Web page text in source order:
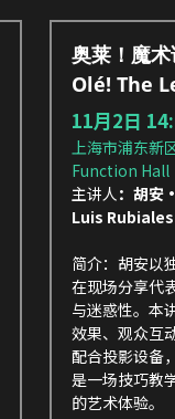
奥莱！魔
Olé! The
11月2日
上海市浦东
Function Hall
主讲人 ：胡安
Luis
简介：胡安以
在现场分享代
与迷惑性。本
效果、观众互
配合投影设备
是一场技巧教
的艺术体验。